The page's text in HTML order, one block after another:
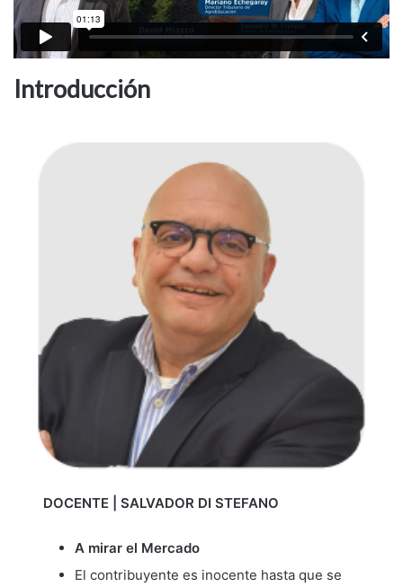
Introducción
DOCENTE | SALVADOR DI STEFANO
A mirar el Mercado
El contribuyente es inocente hasta que se